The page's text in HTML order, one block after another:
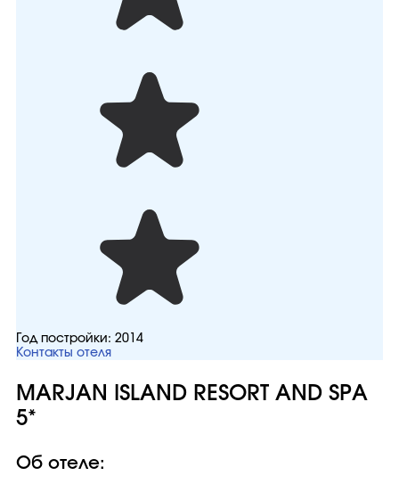
Год постройки: 2014
Контакты отеля
MARJAN ISLAND RESORT AND SPA
5*
Об отеле: